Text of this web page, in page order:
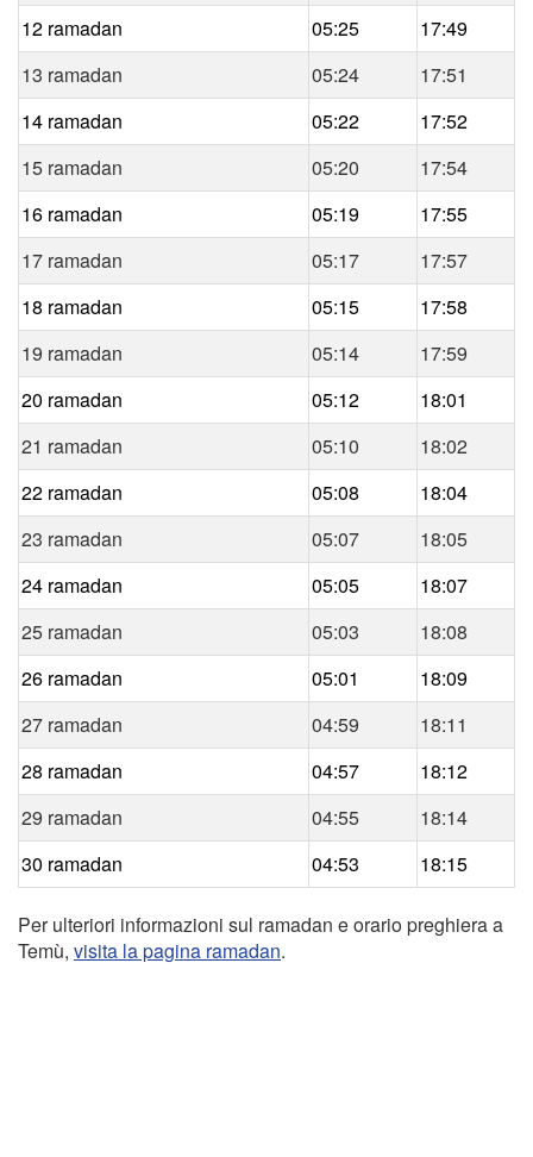
12 ramadan 05:25
17:49
13 ramadan
05:24
17:51
14 ramadan
05:22
17:52
15 ramadan
05:20
17:54
16 ramadan
05:19
17:55
17 ramadan
05:17
17:57
18 ramadan
05:15
17:58
19 ramadan
05:14
17:59
20 ramadan
05:12
18:01
21 ramadan
05:10
18:02
22 ramadan
05:08
18:04
23 ramadan
05:07
18:05
24 ramadan
05:05
18:07
25 ramadan
05:03
18:08
26 ramadan
05:01
18:09
27 ramadan
04:59
18:11
28 ramadan
04:57
18:12
29 ramadan
04:55
18:14
30 ramadan
04:53 18:15
Per ulteriori informazioni sul ramadan e orario preghiera a
Temù, visita la pagina ramadan.